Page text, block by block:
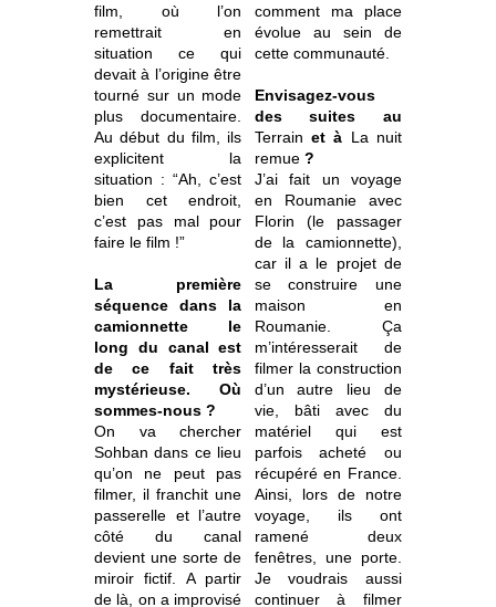
film, où l’on
remettrait en
situation ce qui
devait à l’origine être
tourné sur un mode
plus documentaire.
Au début du film, ils
explicitent la
situation : “Ah, c’est
bien cet endroit,
c’est pas mal pour
faire le film !”
La première
séquence dans la
camionnette le
long du canal est
de ce fait très
mystérieuse. Où
sommes-nous ?
On va chercher
Sohban dans ce lieu
qu’on ne peut pas
filmer, il franchit une
passerelle et l’autre
côté du canal
devient une sorte de
miroir fictif. A partir
de là, on a improvisé
comment ma place
évolue au sein de
cette communauté.
Envisagez-vous
des suites au
Terrain et à La nuit
remue?
J’ai fait un voyage
en Roumanie avec
Florin (le passager
de la camionnette),
car il a le projet de
se construire une
maison en
Roumanie. Ça
m’intéresserait de
filmer la construction
d’un autre lieu de
vie, bâti avec du
matériel qui est
parfois acheté ou
récupéré en France.
Ainsi, lors de notre
voyage, ils ont
ramené deux
fenêtres, une porte.
Je voudrais aussi
continuer à filmer